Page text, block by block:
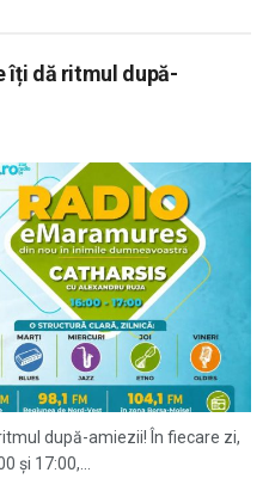
îți dă ritmul după-
după-amiezii! În fiecare zi,
și 17:00,...